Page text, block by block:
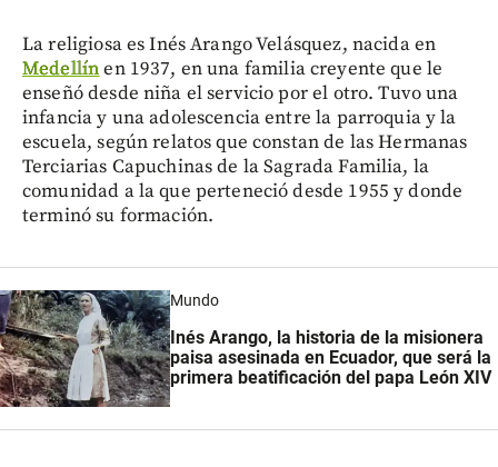
La religiosa es Inés Arango Velásquez, nacida en
Medellínen 1937, en una familia creyente que le
enseñó desde niña el servicio por el otro. Tuvo una
infancia y una adolescencia entre la parroquia y la
escuela, según relatos que constan de las Hermanas
Terciarias Capuchinas de la Sagrada Familia, la
comunidad a la que perteneció desde 1955 y donde
terminó su formación.
Mundo
Inés Arango, la historia de la misionera
paisa asesinada en Ecuador, que será la
primera beatificación del papa León XIV